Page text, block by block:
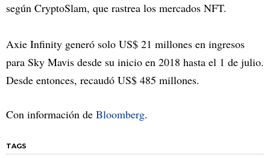
según CryptoSlam, que rastrea los mercados NFT.
Axie Infinity generó solo US$ 21 millones en ingresos
para Sky Mavis desde su inicio en 2018 hasta el 1 de julio.
Desde entonces, recaudó US$ 485 millones.
Con información de Bloomberg.
TAGS